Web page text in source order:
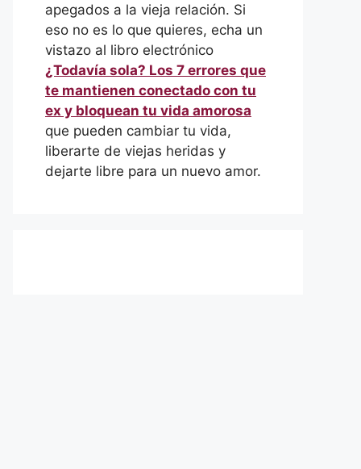
apegados a la vieja relación. Si
eso no es lo que quieres, echa un
vistazo al libro electrónico
¿Todavía sola? Los 7 errores que
te mantienen conectado con tu
ex y bloquean tu vida amorosa
que pueden cambiar tu vida,
liberarte de viejas heridas y
dejarte libre para un nuevo amor.